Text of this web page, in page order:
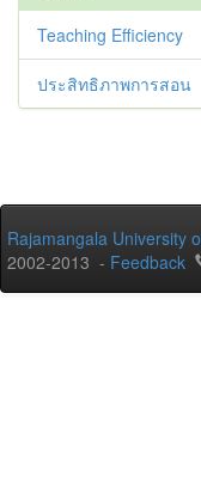
Teaching Efficiency
ประสิทธิภาพการสอน
Rajamangala University
2002-2013 - Feedback